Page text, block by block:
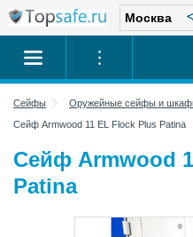
Сейфы Оружейные сейфы и
Сейф Armwood 11 EL Flock Plus Patina
Сейф Armwood
Patina